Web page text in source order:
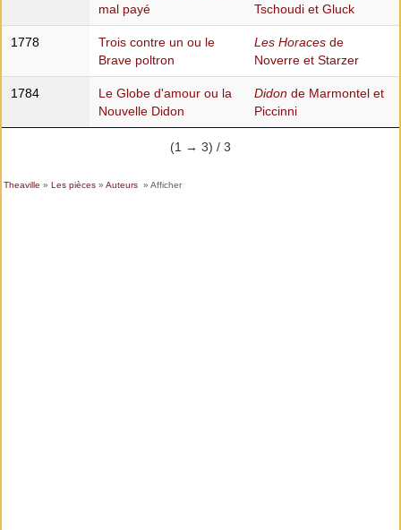
mal payé
Tschoudi et Gluck
1778
Trois contre un ou le
Brave poltron
Les Horacesde
Noverre et Starzer
1784
Le Globe d'amour ou la
Nouvelle Didon
Didonde Marmontel et
Piccinni
(1 → 3) / 3
Theaville » Les pièces» Auteurs » Afficher